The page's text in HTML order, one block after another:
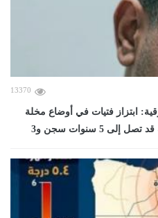
13370
ابتزاز فتيات في أوضاع مخلة
سنوات سجن و3